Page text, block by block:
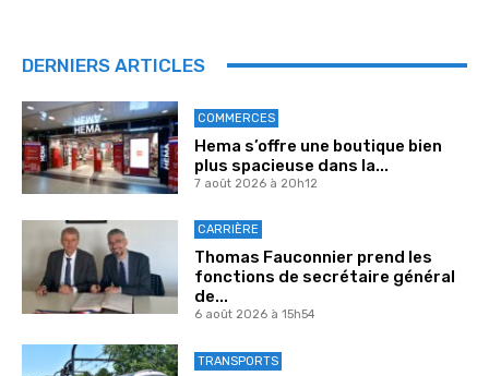
DERNIERS ARTICLES
COMMERCES
Hema s’offre une boutique bien
plus spacieuse dans la...
7 août 2026 à 20h12
CARRIÈRE
Thomas Fauconnier prend les
fonctions de secrétaire général
de...
6 août 2026 à 15h54
TRANSPORTS